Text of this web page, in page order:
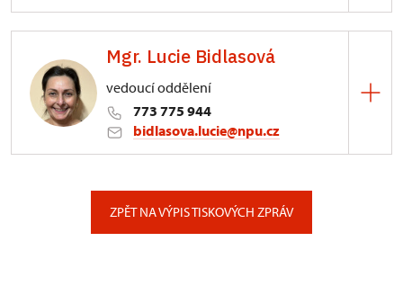
3/, Sychrov 3
Mgr. Lucie Bidlasová
vedoucí oddělení
773 775 944
bidlasova.lucie@npu.cz
ZPĚT NA VÝPIS TISKOVÝCH ZPRÁV